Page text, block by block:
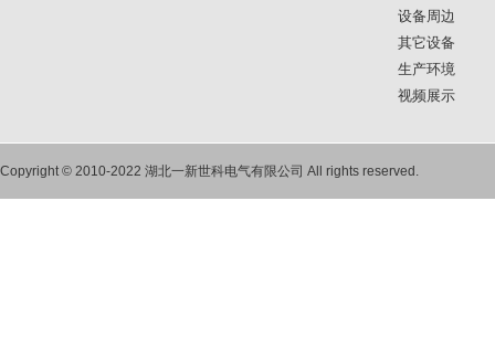
设备周边
其它设备
生产环境
视频展示
Copyright © 2010-2022 湖北一新世科电气有限公司 All rights reserved.